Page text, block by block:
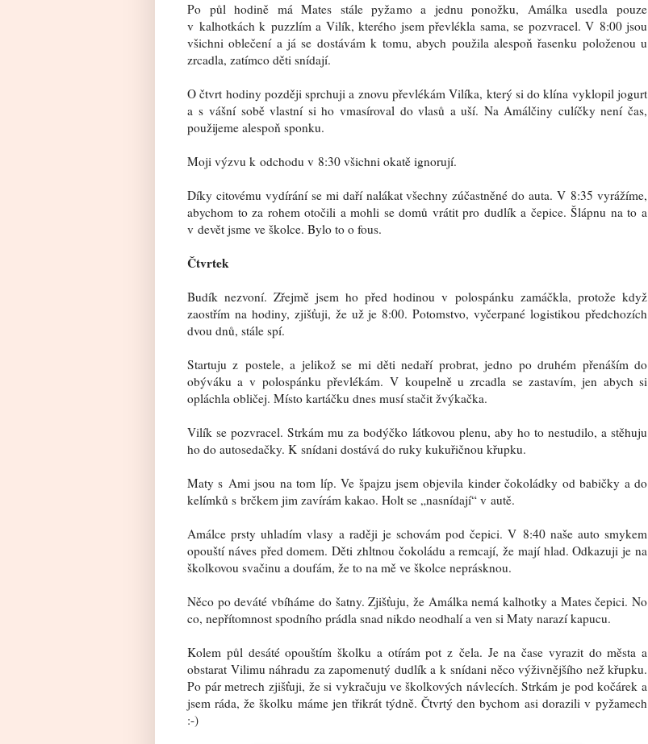
Po půl hodině má Mates stále pyžamo a jednu ponožku, Amálka usedla pouze
v kalhotkách k puzzlím a Vilík, kterého jsem převlékla sama, se pozvracel. V 8:00 jsou
všichni oblečení a já se dostávám k tomu, abych použila alespoň řasenku položenou u
zrcadla, zatímco děti snídají.
O čtvrt hodiny později sprchuji a znovu převlékám Vilíka, který si do klína vyklopil jogurt
a s vášní sobě vlastní si ho vmasíroval do vlasů a uší. Na Amálčiny culíčky není čas,
použijeme alespoň sponku.
Moji výzvu k odchodu v 8:30 všichni okatě ignorují.
Díky citovému vydírání se mi daří nalákat všechny zúčastněné do auta. V 8:35 vyrážíme,
abychom to za rohem otočili a mohli se domů vrátit pro dudlík a čepice. Šlápnu na to a
v devět jsme ve školce. Bylo to o fous.
Čtvrtek
Budík nezvoní. Zřejmě jsem ho před hodinou v polospánku zamáčkla, protože když
zaostřím na hodiny, zjišťuji, že už je 8:00. Potomstvo, vyčerpané logistikou předchozích
dvou dnů, stále spí.
Startuju z postele, a jelikož se mi děti nedaří probrat, jedno po druhém přenáším do
obýváku a v polospánku převlékám. V koupelně u zrcadla se zastavím, jen abych si
opláchla obličej. Místo kartáčku dnes musí stačit žvýkačka.
Vilík se pozvracel. Strkám mu za bodýčko látkovou plenu, aby ho to nestudilo, a stěhuju
ho do autosedačky. K snídani dostává do ruky kukuřičnou křupku.
Maty s Ami jsou na tom líp. Ve špajzu jsem objevila kinder čokoládky od babičky a do
kelímků s brčkem jim zavírám kakao. Holt se „nasnídají“ v autě.
Amálce prsty uhladím vlasy a raději je schovám pod čepici. V 8:40 naše auto smykem
opouští náves před domem. Děti zhltnou čokoládu a remcají, že mají hlad. Odkazuji je na
školkovou svačinu a doufám, že to na mě ve školce neprásknou.
Něco po deváté vbíháme do šatny. Zjišťuju, že Amálka nemá kalhotky a Mates čepici. No
co, nepřítomnost spodního prádla snad nikdo neodhalí a ven si Maty narazí kapucu.
Kolem půl desáté opouštím školku a otírám pot z čela. Je na čase vyrazit do města a
obstarat Vilimu náhradu za zapomenutý dudlík a k snídani něco výživnějšího než křupku.
Po pár metrech zjišťuji, že si vykračuju ve školkových návlecích. Strkám je pod kočárek a
jsem ráda, že školku máme jen třikrát týdně. Čtvrtý den bychom asi dorazili v pyžamech
:-)